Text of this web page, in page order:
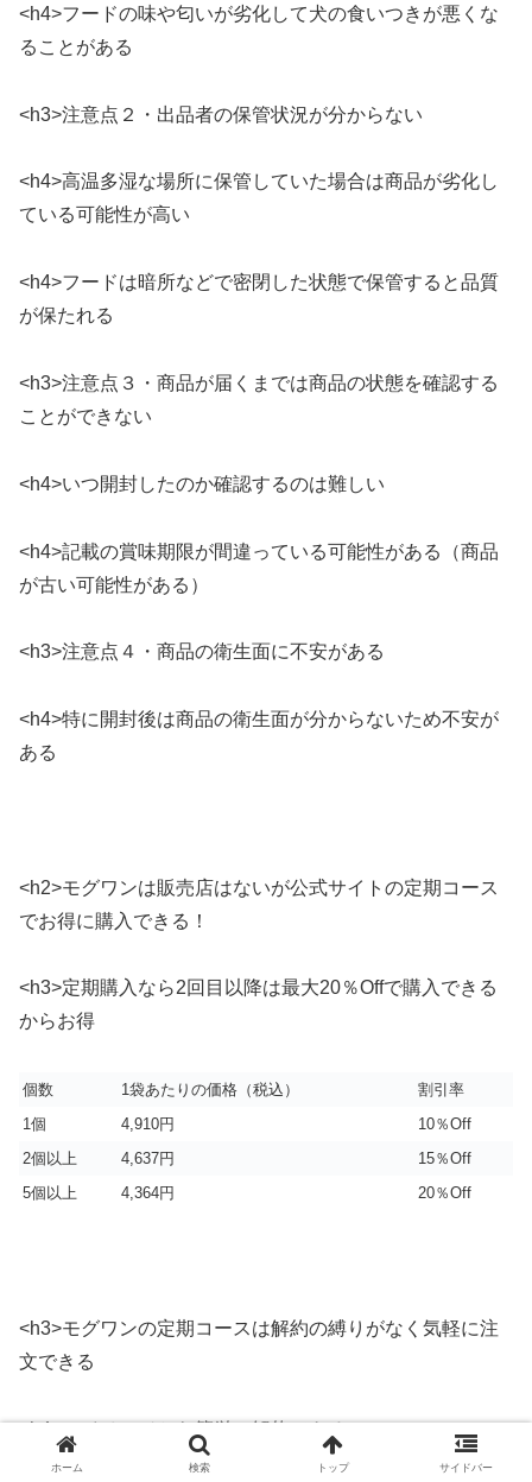
<h4>フードの味や匂いが劣化して犬の食いつきが悪くな
ることがある
<h3>注意点２・出品者の保管状況が分からない
<h4>高温多湿な場所に保管していた場合は商品が劣化し
ている可能性が高い
<h4>フードは暗所などで密閉した状態で保管すると品質
が保たれる
<h3>注意点３・商品が届くまでは商品の状態を確認する
ことができない
<h4>いつ開封したのか確認するのは難しい
<h4>記載の賞味期限が間違っている可能性がある（商品
が古い可能性がある）
<h3>注意点４・商品の衛生面に不安がある
<h4>特に開封後は商品の衛生面が分からないため不安が
ある
<h2>モグワンは販売店はないが公式サイトの定期コース
でお得に購入できる！
<h3>定期購入なら2回目以降は最大20％Offで購入できる
からお得
個数 1袋あたりの価格（税込）
割引率
1個
4,910円
10％Off
2個以上
4,637円
15％Off
5個以上
4,364円 20％Off
<h3>モグワンの定期コースは解約の縛りがなく気軽に注
文できる
<h4>マイページから簡単に解約できる
ホーム 検索 トップ サイドバー